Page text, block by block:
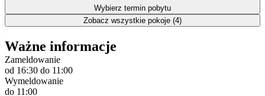
Wybierz termin pobytu
Zobacz wszystkie pokoje (4)
Ważne informacje
Zameldowanie
od 16:30 do 11:00
Wymeldowanie
do 11:00